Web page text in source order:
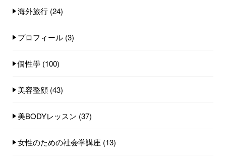
海外旅行 (24)
プロフィール (3)
個性學 (100)
美容整顔 (43)
美BODYレッスン (37)
女性のための社会学講座 (13)